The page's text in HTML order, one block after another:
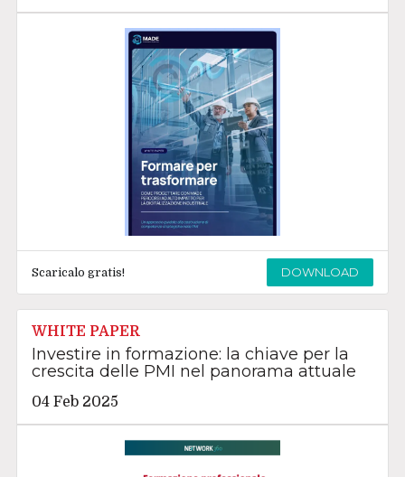
Scaricalo gratis! DOWNLOAD
WHITE PAPER
Investire in formazione: la chiave per la
crescita delle PMI nel panorama attuale
04 Feb 2025